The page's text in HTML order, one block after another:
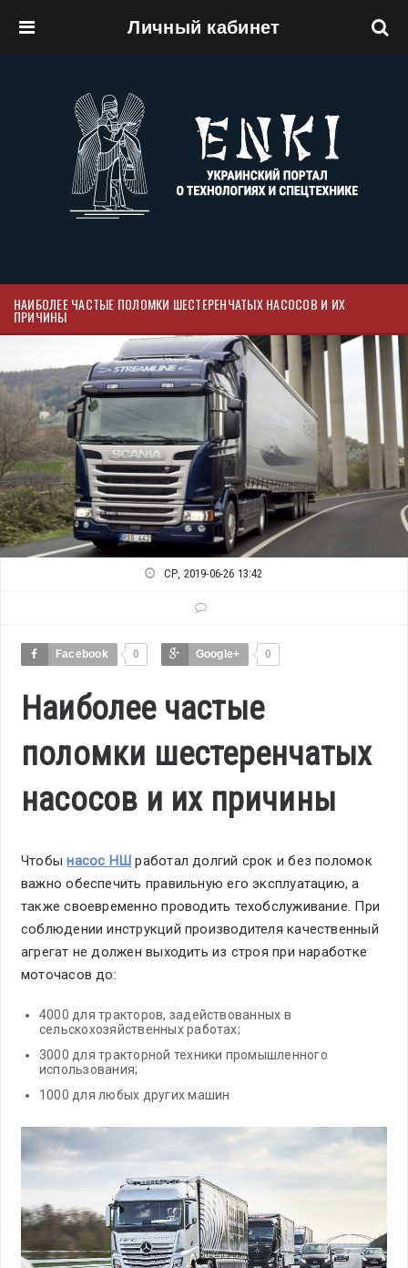
Личный кабинет
НАИБОЛЕЕ ЧАСТЫЕ ПОЛОМКИ ШЕСТЕРЕНЧАТЫХ НАСОСОВ И ИХ
ПРИЧИНЫ
СР, 2019-06-26 13:42
Facebook 0 Google+ 0
Наиболее частые
поломки шестеренчатых
насосов и их причины
Чтобынасос НШ работал долгий срок и без поломок
важно обеспечить правильную его эксплуатацию, а
также своевременно проводить техобслуживание. При
соблюдении инструкций производителя качественный
агрегат не должен выходить из строя при наработке
моточасов до:
4000 для тракторов, задействованных в
сельскохозяйственных работах;
3000 для тракторной техники промышленного
использования;
1000 для любых других машин